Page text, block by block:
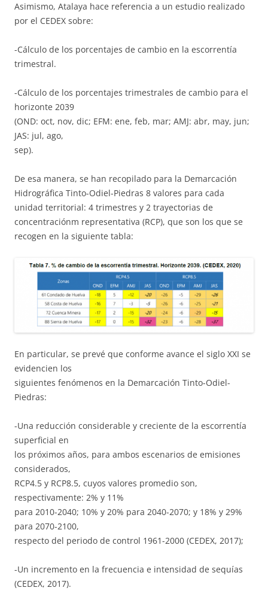
Asimismo, Atalaya hace referencia a un estudio realizado
por el CEDEX sobre:
-Cálculo de los porcentajes de cambio en la escorrentía
trimestral.
-Cálculo de los porcentajes trimestrales de cambio para el
horizonte 2039
(OND: oct, nov, dic; EFM: ene, feb, mar; AMJ: abr, may, jun;
JAS: jul, ago,
sep).
De esa manera, se han recopilado para la Demarcación
Hidrográfica Tinto-Odiel-Piedras 8 valores para cada
unidad territorial: 4 trimestres y 2 trayectorias de
concentraciónm representativa (RCP), que son los que se
recogen en la siguiente tabla:
En particular, se prevé que conforme avance el siglo XXI se
evidencien los
siguientes fenómenos en la Demarcación Tinto-Odiel-
Piedras:
-Una reducción considerable y creciente de la escorrentía
superficial en
los próximos años, para ambos escenarios de emisiones
considerados,
RCP4.5 y RCP8.5, cuyos valores promedio son,
respectivamente: 2% y 11%
para 2010-2040; 10% y 20% para 2040-2070; y 18% y 29%
para 2070-2100,
respecto del periodo de control 1961-2000 (CEDEX, 2017);
-Un incremento en la frecuencia e intensidad de sequías
(CEDEX, 2017).